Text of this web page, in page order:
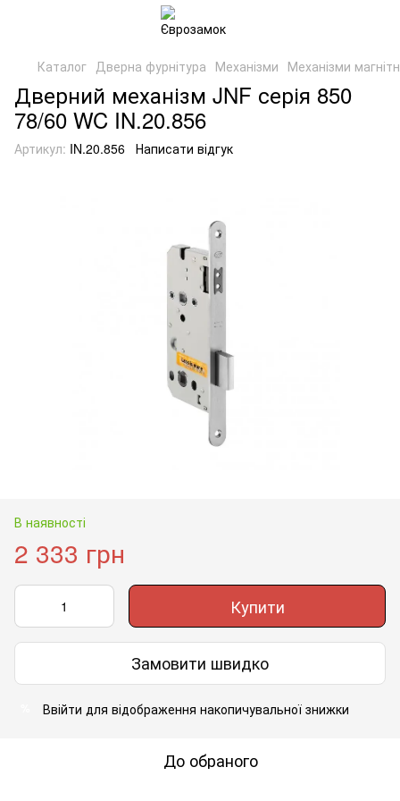
Каталог Дверна фурнітура Механізми Механізми
Дверний механізм JNF серія 850
78/60 WC IN.20.856
Артикул: IN.20.856 Написати відгук
В наявності
2 333 грн
Купити
Замовити швидко
Ввійти для відображення накопичувальної знижки
До обраного